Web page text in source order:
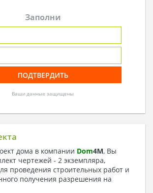
Заполни
Ваши данные защищены
дома в компании Dom4M, Вы
чертежей - 2 экземпляра,
проведения строительных работ и
получения разрешения на